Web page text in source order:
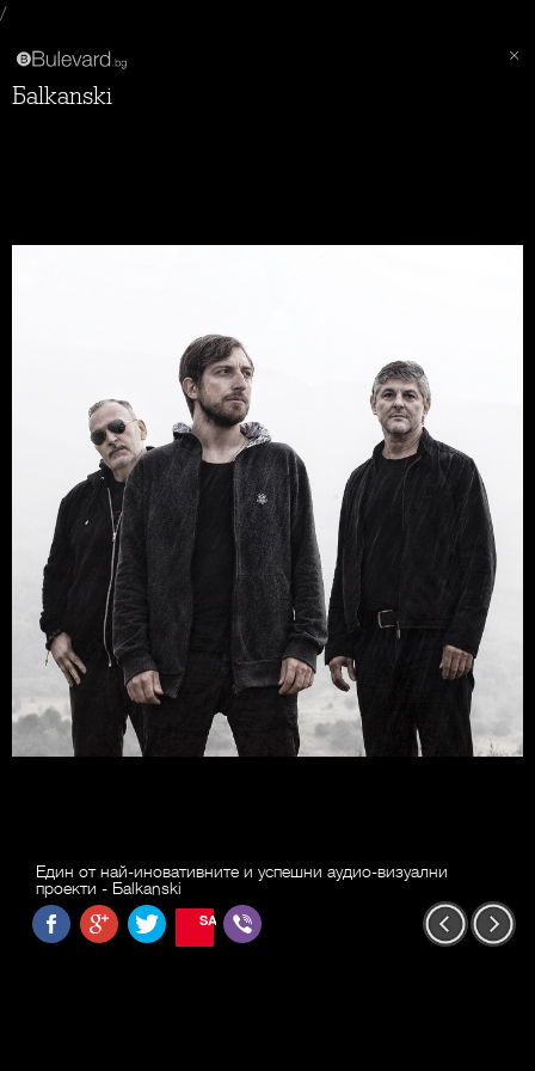
/
Бalkanski
Един от най-иновативните и успешни аудио-визуални
проекти - Бalkanski
SAVE